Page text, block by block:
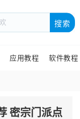
搜索
应用教程 软件教程
密宗门派点